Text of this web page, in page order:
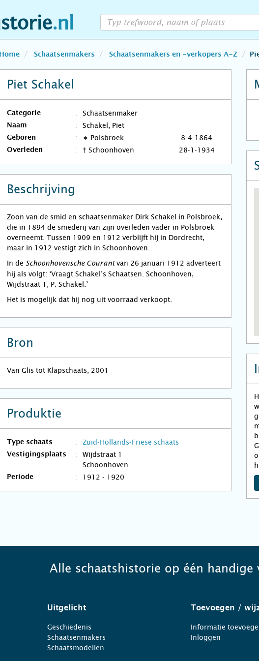
Home Schaatsenmakers Schaatsenmakers en -verkopers A-Z
Piet Schakel
Categorie Schaatsenmaker
Naam Schakel, Piet
Geboren ∗ Polsbroek 8-4-1864
Overleden † Schoonhoven 28-1-1934
Beschrijving
Zoon van de smid en schaatsenmaker Dirk Schakel in Polsbroek,
die in 1894 de smederij van zijn overleden vader in Polsbroek
overneemt. Tussen 1909 en 1912 verblijft hij in Dordrecht,
maar in 1912 vestigt zich in Schoonhoven.
In de Schoonhovensche Courantvan 26 januari 1912 adverteert
hij als volgt: ‘Vraagt Schakel’s Schaatsen. Schoonhoven,
Wijdstraat 1, P. Schakel.’
Het is mogelijk dat hij nog uit voorraad verkoopt.
Bron
Van Glis tot Klapschaats, 2001
Produktie
Type schaats Zuid-Hollands-Friese schaats
Vestigingsplaats
Wijdstraat 1
Schoonhoven
Periode 1912 - 1920
Alle schaatshistorie op één handige
Uitgelicht
Geschiedenis
Schaatsenmakers
Schaatsmodellen
Toevoegen /
Informatie
Inloggen